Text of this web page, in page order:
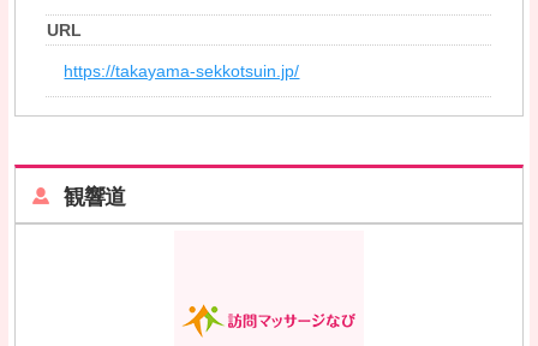
URL
https://takayama-sekkotsuin.jp/
観響道